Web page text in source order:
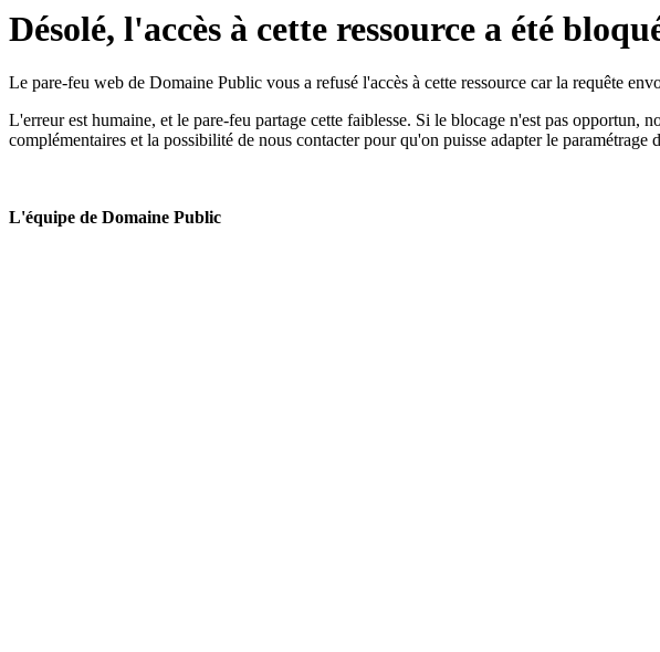
Désolé, l'accès à cette ressource a été
Le pare-feu web de Domaine Public vous a refusé l'accès à cette ressource car la requête
L'erreur est humaine, et le pare-feu partage cette faiblesse. Si le blocage n'est pas opportun,
complémentaires et la possibilité de nous contacter pour qu'on puisse adapter le paramétrage
L'équipe de Domaine Public